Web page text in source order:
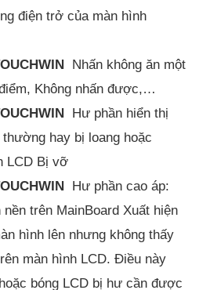
điện trở của màn hình
Nhấn không ăn một
Không nhấn được,…
Hư phần hiển thị
hay bị loang hoặc
LCD Bị vỡ
Hư phần cao áp:
trên MainBoard Xuất hiện
hình lên nhưng không thấy
màn hình LCD. Điều này
bóng LCD bị hư cần được